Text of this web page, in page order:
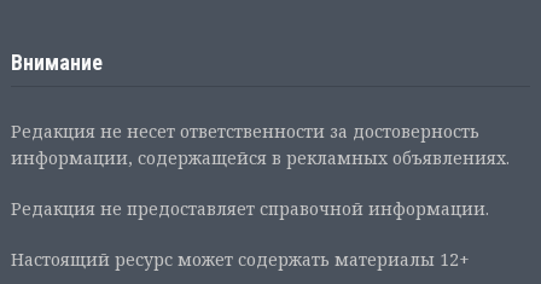
Внимание
Редакция не несет ответственности за достоверность
информации, содержащейся в рекламных объявлениях.
Редакция не предоставляет справочной информации.
Настоящий ресурс может содержать материалы 12+